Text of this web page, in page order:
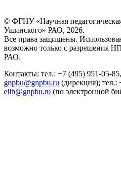
© ФГНУ «Научная
Ушинского» РАО, 2026.
Все права защищены.
возможно только с разрешения
РАО.
Контакты: тел.: +7 (495) 951-05-
gnpbu@gnpbu.ru (дирекция); тел.:
elib@gnpbu.ru (по электронной